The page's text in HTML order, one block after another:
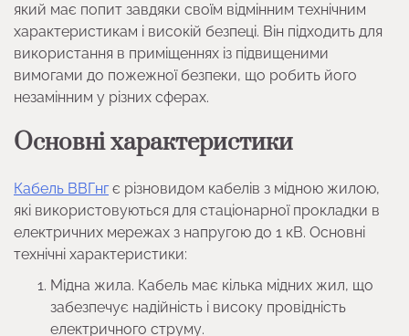
який має попит завдяки своїм відмінним технічним
характеристикам і високій безпеці. Він підходить для
використання в приміщеннях із підвищеними
вимогами до пожежної безпеки, що робить його
незамінним у різних сферах.
Основні характеристики
Кабель ВВГнгє різновидом кабелів з мідною жилою,
які використовуються для стаціонарної прокладки в
електричних мережах з напругою до 1 кВ. Основні
технічні характеристики:
Мідна жила. Кабель має кілька мідних жил, що
забезпечує надійність і високу провідність
електричного струму.